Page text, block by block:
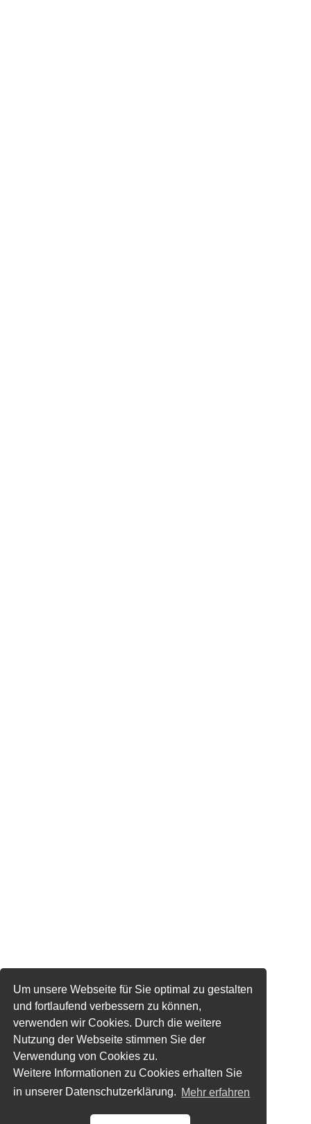
Um unsere Webseite für Sie optimal zu gestalten
und fortlaufend verbessern zu können,
verwenden wir Cookies. Durch die weitere
Nutzung der Webseite stimmen Sie der
Verwendung von Cookies zu.
Weitere Informationen zu Cookies erhalten Sie
in unserer Datenschutzerklärung. Mehr erfahren